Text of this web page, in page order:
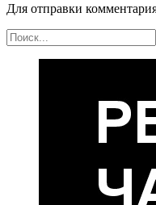
Для отправки